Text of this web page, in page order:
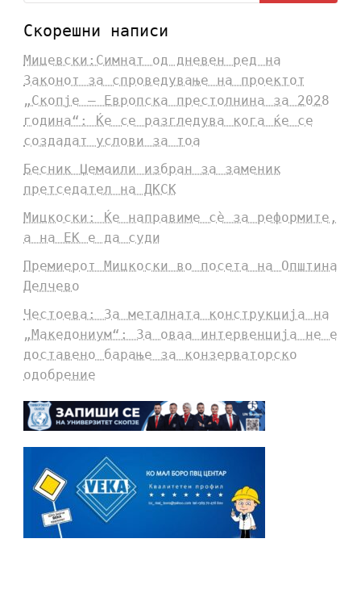
Скорешни написи
Мицевски:Симнат од дневен ред на
Законот за спроведување на проектот
„Скопје – Европска престолнина за 2028
година“: Ќе се разгледува кога ќе се
создадат услови за тоа
Бесник Џемаили избран за заменик
претседател на ДКСК
Мицкоски: Ќе направиме сè за реформите,
а на ЕК е да суди
Премиерот Мицкоски во посета на Општина
Делчево
Честоева: За металната конструкција на
„Македониум“: За оваа интервенција не е
доставено барање за конзерваторско
одобрение